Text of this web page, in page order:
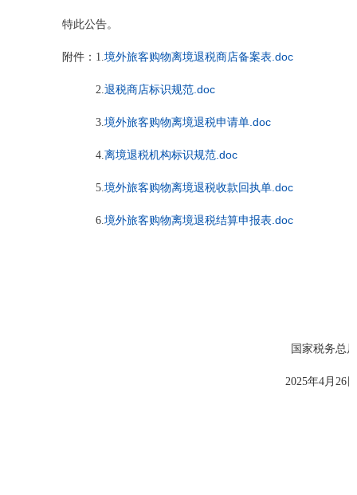
特此公告。
附件：1.境外旅客购物离境退税商店备案表.doc
2.退税商店标识规范.doc
3.境外旅客购物离境退税申请单.doc
4.离境退税机构标识规范.doc
5.境外旅客购物离境退税收款回执单.doc
6.境外旅客购物离境退税结算申报表.doc
国家税务总局
2025年4月26日